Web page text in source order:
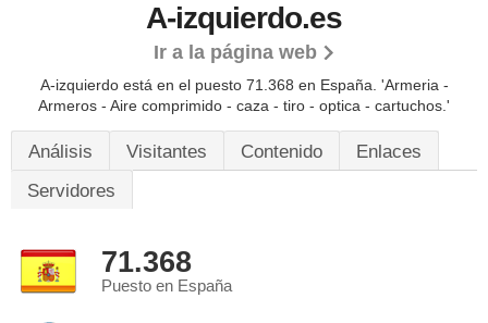
A-izquierdo.es
Ir a la página web
A-izquierdo está en el puesto 71.368 en España. 'Armeria -
Armeros - Aire comprimido - caza - tiro - optica - cartuchos.'
Análisis Visitantes Contenido
Enlaces
Servidores
71.368
Puesto en España